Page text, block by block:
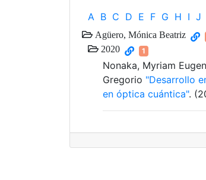
A B C D E F G H I J
Agüero, Mónica Beatriz
2020 1
Nonaka, Myriam
Gregorio "Desarrollo
en óptica cuántica".